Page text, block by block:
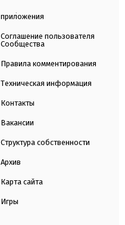
приложения
Соглашение пользователя
Сообщества
Правила комментирования
Техническая информация
Контакты
Вакансии
Структура собственности
Архив
Карта сайта
Игры